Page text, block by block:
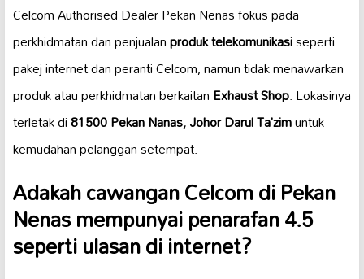
Celcom Authorised Dealer Pekan Nenas fokus pada
perkhidmatan dan penjualanproduk telekomunikasiseperti
pakej internet dan peranti Celcom, namun tidak menawarkan
produk atau perkhidmatan berkaitanExhaust Shop. Lokasinya
terletak di81500 Pekan Nanas, Johor Darul Ta’zimuntuk
kemudahan pelanggan setempat.
Adakah cawangan Celcom diPekan
Nenasmempunyai penarafan4.5
seperti ulasan di internet?